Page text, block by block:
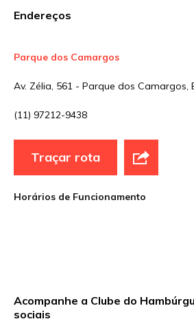
Nome*
Sua avaliação
Endereços
Parque dos Camargos
Av. Zélia, 561 - Parque dos Camargos,
(11) 97212-9438
Traçar rota
Horários de Funcionamento
Acompanhe a Clube do
sociais